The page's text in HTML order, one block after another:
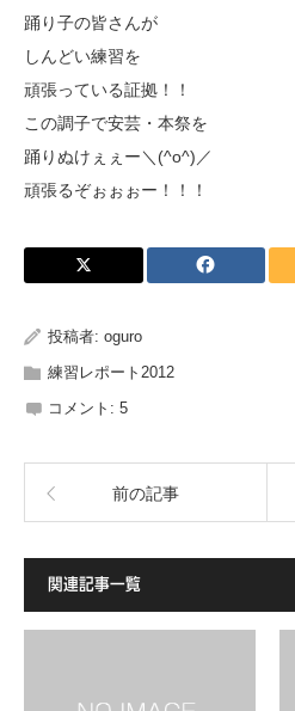
踊り子の皆さんが
しんどい練習を
頑張っている証拠！！
この調子で安芸・本祭を
踊りぬけぇぇー＼(^o^)／
頑張るぞぉぉぉー！！！
投稿者: oguro
練習レポート2012
コメント: 5
前の記事
関連記事一覧